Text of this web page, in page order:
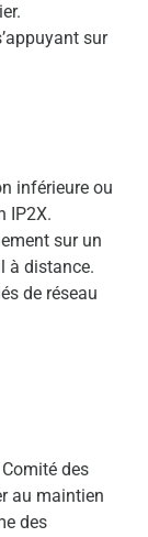
sur
inférieure ou
IP2X.
sur un
à distance.
de réseau
des
au maintien
des